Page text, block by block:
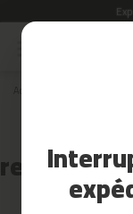
Allez
Yoga
Accueil
Pièces
rechange